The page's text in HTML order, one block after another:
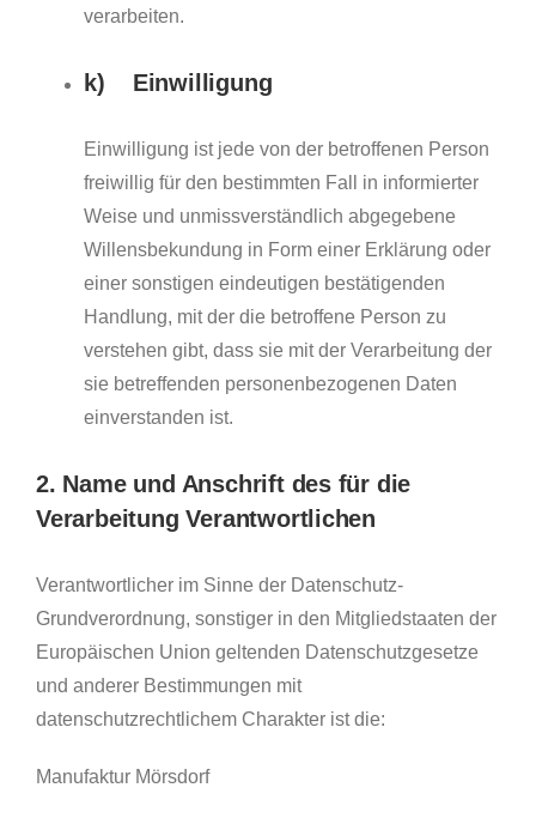
verarbeiten.
k) Einwilligung
Einwilligung ist jede von der betroffenen Person
freiwillig für den bestimmten Fall in informierter
Weise und unmissverständlich abgegebene
Willensbekundung in Form einer Erklärung oder
einer sonstigen eindeutigen bestätigenden
Handlung, mit der die betroffene Person zu
verstehen gibt, dass sie mit der Verarbeitung der
sie betreffenden personenbezogenen Daten
einverstanden ist.
2. Name und Anschrift des für die
Verarbeitung Verantwortlichen
Verantwortlicher im Sinne der Datenschutz-
Grundverordnung, sonstiger in den Mitgliedstaaten der
Europäischen Union geltenden Datenschutzgesetze
und anderer Bestimmungen mit
datenschutzrechtlichem Charakter ist die:
Manufaktur Mörsdorf